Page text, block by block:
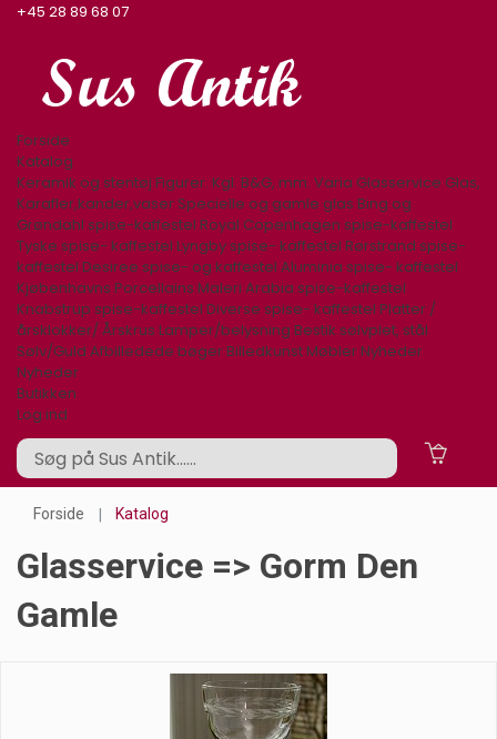
+45 28 89 68 07
Forside
Katalog
Keramik og stentøj Figurer. Kgl. B&G, mm. Varia Glasservice Glas,
Karafler,kander,vaser Specielle og gamle glas Bing og
Grøndahl spise-kaffestel Royal Copenhagen spise-kaffestel
Tyske spise- kaffestel Lyngby spise- kaffestel Rørstrand spise-
kaffestel Desiree spise- og kaffestel Aluminia spise- kaffestel
Kjøbenhavns Porcellains Maleri Arabia spise-kaffestel
Knabstrup spise-kaffestel Diverse spise- kaffestel Platter /
årsklokker/ Årskrus Lamper/belysning Bestik sølvplet, stål
Sølv/Guld Afbilledede bøger Billedkunst Møbler Nyheder
Nyheder
Butikken
Log ind
Forside Katalog
Glasservice => Gorm Den
Gamle